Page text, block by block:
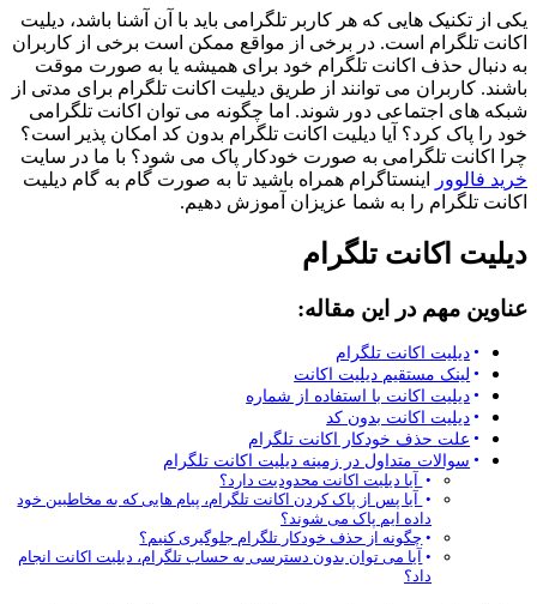
یکی از تکنیک هایی که هر کاربر تلگرامی باید با آن آشنا باشد، دیلیت
اکانت تلگرام است. در برخی از مواقع ممکن است برخی از کاربران
به دنبال حذف اکانت تلگرام خود برای همیشه یا به صورت موقت
باشند. کاربران می توانند از طریق دیلیت اکانت تلگرام برای مدتی از
شبکه های اجتماعی دور شوند. اما چگونه می توان اکانت تلگرامی
خود را پاک کرد؟ آیا دیلیت اکانت تلگرام بدون کد امکان پذیر است؟
چرا اکانت تلگرامی به صورت خودکار پاک می شود؟ با ما در سایت
خرید فالوور
اینستاگرام همراه باشید تا به صورت گام به گام دیلیت
اکانت تلگرام را به شما عزیزان آموزش دهیم.
دیلیت اکانت تلگرام
عناوین مهم در این مقاله:
دیلیت اکانت تلگرام
لینک مستقیم دیلیت اکانت
دیلیت اکانت با استفاده از شماره
دیلیت اکانت بدون کد
علت حذف خودکار اکانت تلگرام
سوالات متداول در زمینه دیلیت اکانت تلگرام
آیا دیلیت اکانت محدودیت دارد؟
آیا پس از پاک کردن‌ اکانت تلگرام، پیام هایی که به مخاطبین خود
داده ایم پاک می شوند؟
چگونه از حذف خودکار تلگرام جلوگیری کنیم؟
آیا می توان بدون دسترسی به حساب تلگرام، دیلیت اکانت انجام
داد؟